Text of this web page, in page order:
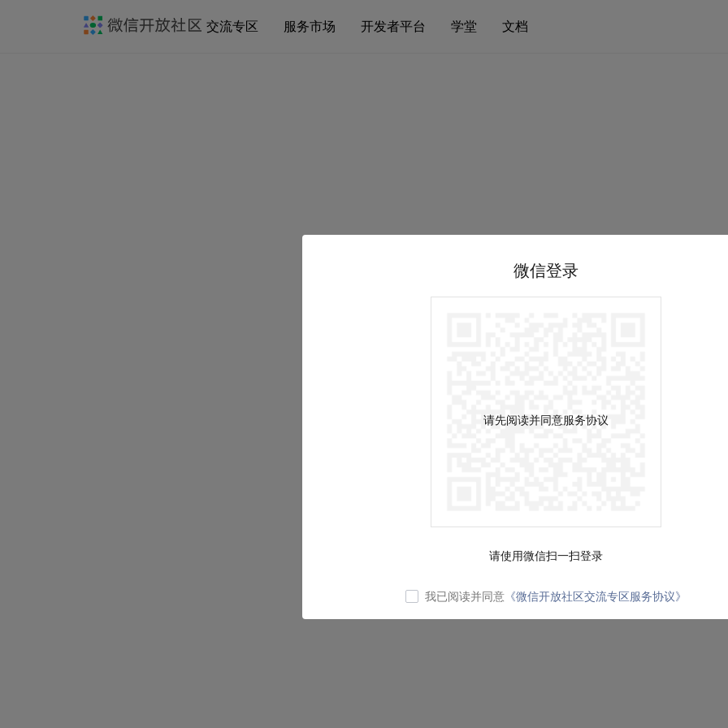
交流专区 服务市场 开发者平台 学堂 文档
微信登录
请先阅读并同意服务协议
请使用微信扫一扫登录
我已阅读并同意 《微信开放社区交流专区服务协议》